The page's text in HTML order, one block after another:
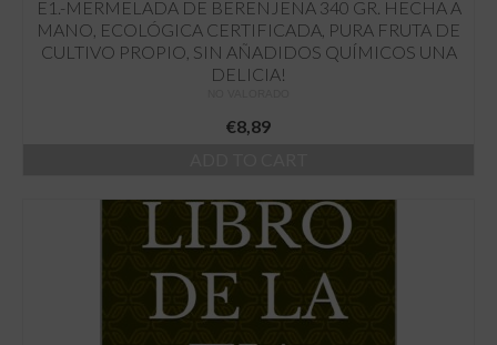
E1.-MERMELADA DE BERENJENA 340 GR. HECHA A
MANO, ECOLÓGICA CERTIFICADA, PURA FRUTA DE
CULTIVO PROPIO, SIN AÑADIDOS QUÍMICOS UNA
DELICIA!
€8,89